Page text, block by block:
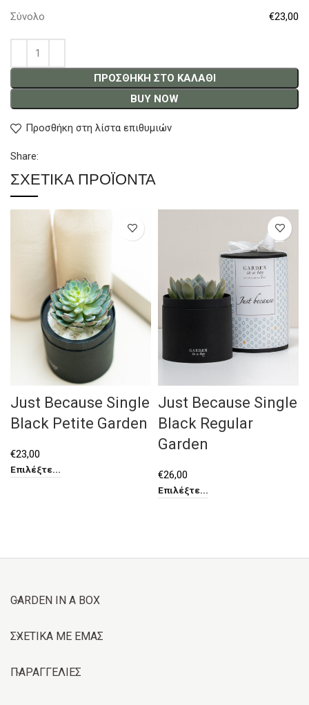
Σύνολο
€23,00
ΠΡΟΣΘΉΚΗ ΣΤΟ ΚΑΛΆΘΙ
BUY NOW
Προσθήκη στη λίστα επιθυμιών
Share:
ΣΧΕΤΙΚΆ ΠΡΟΪΌΝΤΑ
Just Because Single
Black Petite Garden
€23,00
Επιλέξτε...
Just Because Single
Black Regular
Garden
€26,00
Επιλέξτε...
GARDEN IN A BOX
ΣΧΕΤΙΚΑ ΜΕ ΕΜΑΣ
ΠΑΡΑΓΓΕΛΙΕΣ